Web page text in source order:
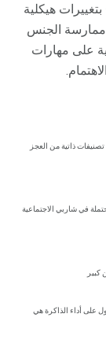
هيكلية
ممارسة الجنس
على مهارات
ذاتية من العجز
في شاربي الاجتماعية
كبير
على أداء الذاكرة هي